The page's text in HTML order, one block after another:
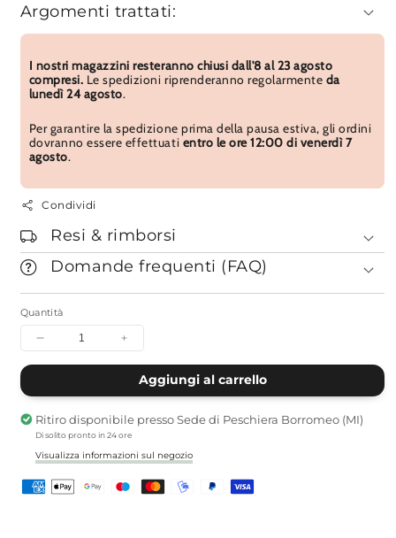
Argomenti trattati:
I nostri magazzini resteranno chiusi dall'8 al 23 agosto
compresi. Le spedizioni riprenderanno regolarmente da
lunedì 24 agosto.
Per garantire la spedizione prima della pausa estiva, gli ordini
dovranno essere effettuati entro le ore 12:00 di venerdì 7
agosto.
Condividi
Resi & rimborsi
Domande frequenti (FAQ)
Quantità
Diminuisci
Cina
Aumenta
per
Cina
Aggiungi al carrello
Ritiro disponibile presso Sede di Peschiera Borromeo (MI)
Di solito pronto in 24 ore
Visualizza informazioni sul negozio